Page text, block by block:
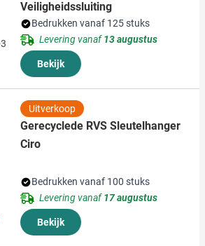
Veiligheidssluiting
Bedrukken vanaf 125 stuks
Levering vanaf13 augustus
Bekijk
prijs
Uitverkoop
Gerecyclede RVS Sleutelhanger
Ciro
Bedrukken vanaf 100 stuks
Levering vanaf17 augustus
Bekijk